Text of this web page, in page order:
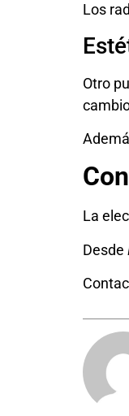
Los
Otro
La
Desde